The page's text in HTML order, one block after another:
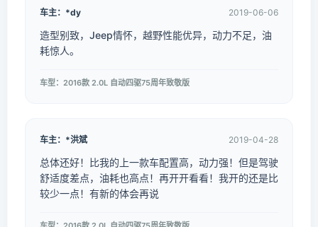
车主：*dy 2019-06-06
造型别致，Jeep情怀，越野性能优异，动力不足，油
耗惊人。
车型：2016款 2.0L 自动四驱75周年致敬版
车主：*洪斌 2019-04-28
总体还好！比我的上一款车配置高，动力强！但是驾驶
舒适度差点，油耗也高点！再开开看看！我开的还是比
较少一点！有新的体会再说